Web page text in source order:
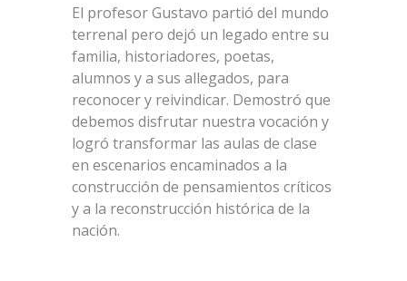
El profesor Gustavo partió del mundo
terrenal pero dejó un legado entre su
familia, historiadores, poetas,
alumnos y a sus allegados, para
reconocer y reivindicar. Demostró que
debemos disfrutar nuestra vocación y
logró transformar las aulas de clase
en escenarios encaminados a la
construcción de pensamientos críticos
y a la reconstrucción histórica de la
nación.